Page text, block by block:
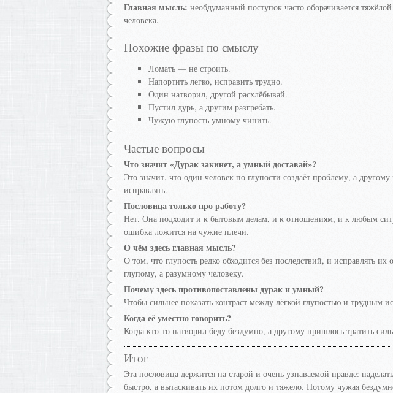
Главная мысль: необдуманный поступок часто оборачивается
человека.
Похожие фразы по смыслу
Ломать — не строить.
Напортить легко, исправить трудно.
Один натворил, другой расхлёбывай.
Пустил дурь, а другим разгребать.
Чужую глупость умному чинить.
Частые вопросы
Что значит «Дурак закинет, а умный доставай»?
Это значит, что один человек по глупости создаёт проблему, а другому
исправлять.
Пословица только про работу?
Нет. Она подходит и к бытовым делам, и к отношениям, и к любым
ошибка ложится на чужие плечи.
О чём здесь главная мысль?
О том, что глупость редко обходится без последствий, и исправлять
глупому, а разумному человеку.
Почему здесь противопоставлены дурак и умный?
Чтобы сильнее показать контраст между лёгкой глупостью и трудным
Когда её уместно говорить?
Когда кто-то натворил беду бездумно, а другому пришлось тратить
Итог
Эта пословица держится на старой и очень узнаваемой правде:
быстро, а вытаскивать их потом долго и тяжело. Потому чужая